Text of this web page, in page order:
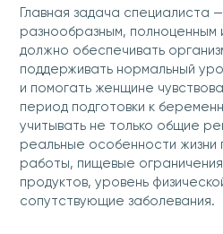
Главная задача специалиста
разнообразным, полноценным
должно обеспечивать
поддерживать нормальный
и помогать женщине
период подготовки к
учитывать не только общие
реальные особенности жизни
работы, пищевые
продуктов, уровень
сопутствующие заболевания.